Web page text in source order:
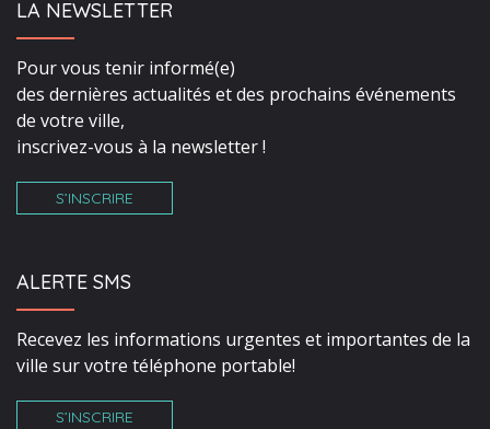
LA NEWSLETTER
Pour vous tenir informé(e)
des dernières actualités et des prochains événements
de votre ville,
inscrivez-vous à la newsletter !
S’INSCRIRE
ALERTE SMS
Recevez les informations urgentes et importantes de la
ville sur votre téléphone portable!
S’INSCRIRE